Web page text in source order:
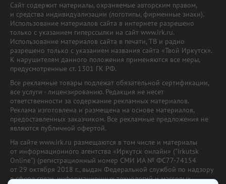
Сайт содержит материалы, охраняемые авторским правом,
и средства индивидуализации (логотипы, фирменные знаки).
Использование материалов сайта в интернете разрешено
только с указанием гиперссылки на сайт www.irk.ru.
Использование материалов сайта в печати, ТВ и радио
разрешено только с указанием названия сайта «Твой Иркутск».
К нарушителям данного положения применяются все меры,
предусмотренные ст. 1301 ГК РФ.
Все рекламные товары подлежат обязательной сертификации,
все услуги - лицензированию. Редакция не несет
ответственности за содержание рекламных материалов.
Реклама изготовлена и размещена на основе материалов,
предоставленных заказчиком. Все рекламные предложения не
являются публичной офертой.
На сайте www.irk.ru размещаются в том числе и материалы
от информационного агентства «Иркутск онлайн» ("Irkutsk
Online") (регистрационный номер СМИ ИА № ФС77-74154
от 29 октября 2018 г., выдан Федеральной службой по надзору
в сфере связи, информационных технологий и массовых